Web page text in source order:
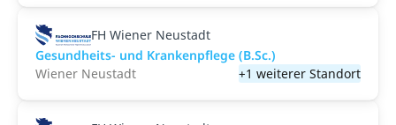
FH Wiener Neustadt
Gesundheits- und Krankenpflege (B.Sc.)
Wiener Neustadt
+1 weiterer Standort